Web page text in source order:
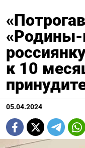
«Родины-
к 10
05.04.2024